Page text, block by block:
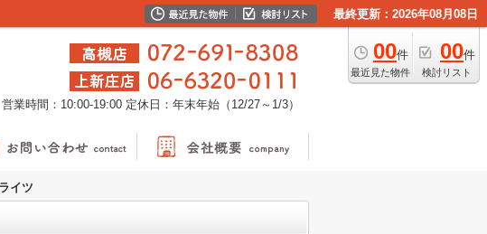
最終更新：2026年08月08日
00件
最近見た物件
00件
検討リスト
営業時間：10:00-19:00 定休日：年末年始（12/27～1/3）
イツ